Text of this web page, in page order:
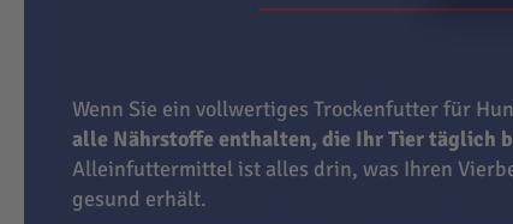
Wenn Sie ein vollwertiges Trockenfutter für
alle Nährstoffe enthalten, die Ihr Tier täglich
Alleinfuttermittel ist alles drin, was Ihren
gesund erhält.